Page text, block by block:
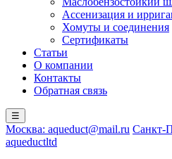
Ассенизация и
Хомуты и соединения
Сертификаты
Статьи
О компании
Контакты
Обратная связь
☰
Москва: aqueduct@mail.ru Санкт-
aqueductltd